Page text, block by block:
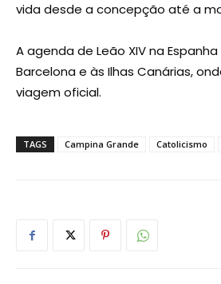
vida desde a concepção até a
A agenda de Leão XIV na
Barcelona e às Ilhas Canárias,
viagem oficial.
TAGS Campina Grande Catolicismo